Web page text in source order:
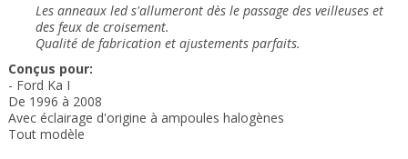
Les anneaux leds'allumeront dès le passage des veilleuses et
des feux de croisement.
Qualité de fabrication et ajustements parfaits.
Conçus pour:
- Ford Ka I
De 1996 à 2008
Avec éclairage d'origine à ampoules halogènes
Tout modèle